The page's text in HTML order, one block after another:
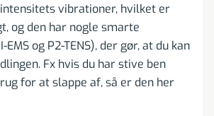
vibrationer, hvilket er
og den har nogle smarte
og P2-TENS), der gør, at du kan
Fx hvis du har stive ben
for at slappe af, så er den her